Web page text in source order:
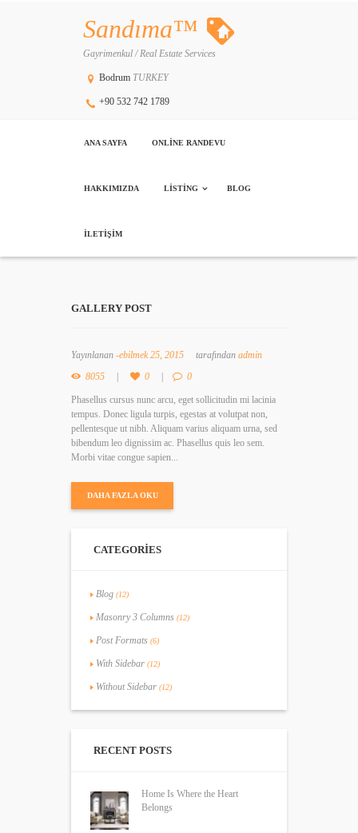
Sandıma™
Gayrimenkul / Real Estate Services
Bodrum TURKEY
+90 532 742 1789
ANA SAYFA ONLINE RANDEVU
HAKKIMIZDA LISTING BLOG
İLETIŞIM
GALLERY POST
Yayınlanan -ebilmek 25, 2015 tarafından admin
8055
0 0
Phasellus cursus nunc arcu, eget sollicitudin mi lacinia
tempus. Donec ligula turpis, egestas at volutpat non,
pellentesque ut nibh. Aliquam varius aliquam urna, sed
bibendum leo dignissim ac. Phasellus quis leo sem.
Morbi vitae congue sapien...
DAHA FAZLA OKU
CATEGORIES
Blog(12)
Masonry 3 Columns (12)
Post Formats (6)
With Sidebar(12)
Without Sidebar(12)
RECENT POSTS
Home Is Where the Heart
Belongs